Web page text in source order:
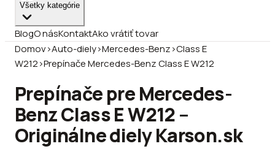
Všetky kategórie
BlogO násKontaktAko vrátiť tovar
Domov›Auto-diely›Mercedes-Benz›Class E
W212›Prepínače Mercedes-Benz Class E W212
Prepínače pre Mercedes-
Benz Class E W212 –
Originálne diely Karson.sk